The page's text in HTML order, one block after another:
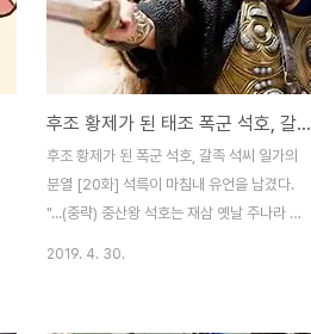
후조 황제가 된 태조 폭군 석호, 갈족 석씨 일가의 분열 [20화]
후조 황제가 된 폭군 석호, 갈족 석씨 일가의
분열 [20화] 석륵이 마침내 유언을 남겼다.
"...(중략) 중산왕 석호는 재삼 옛날 주나라 건
2019. 4. 30.